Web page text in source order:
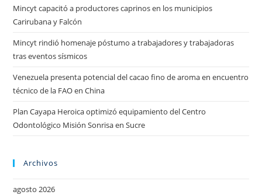
Mincyt capacitó a productores caprinos en los municipios
Carirubana y Falcón
Mincyt rindió homenaje póstumo a trabajadores y trabajadoras
tras eventos sísmicos
Venezuela presenta potencial del cacao fino de aroma en encuentro
técnico de la FAO en China
Plan Cayapa Heroica optimizó equipamiento del Centro
Odontológico Misión Sonrisa en Sucre
Archivos
agosto 2026